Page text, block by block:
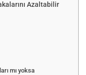
Azaltabilir
mı yoksa